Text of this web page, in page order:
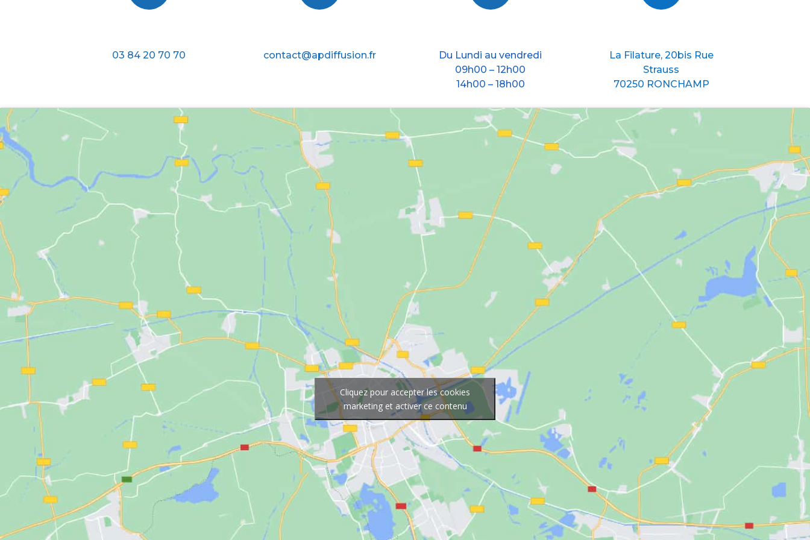
03 84 20 70 70
contact@apdiffusion.fr
Du Lundi au vendredi
09h00 – 12h00
14h00 – 18h00
La Filature, 20bis Rue
Strauss
70250 RONCHAMP
Cliquez pour accepter les cookies
marketing et activer ce contenu